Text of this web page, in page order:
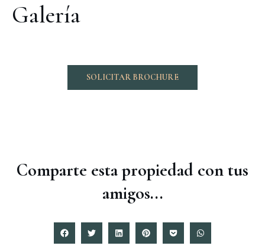
Galería
SOLICITAR BROCHURE
Comparte esta propiedad con tus
amigos...